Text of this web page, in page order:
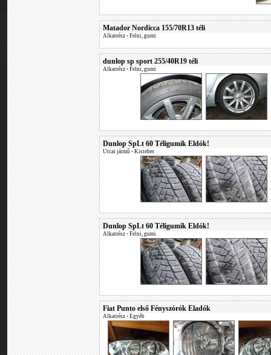
Matador Nordicca 155/70R13 téli
Alkatrész • Felni, gumi
dunlop sp sport 255/40R19 téli
Alkatrész • Felni, gumi
Dunlop SpLt 60 Téligumik Eldók!
Utcai jármű • Kisteher
Dunlop SpLt 60 Téligumik Eldók!
Alkatrész • Felni, gumi
Fiat Punto első Fényszórók Eladók
Alkatrész • Egyéb